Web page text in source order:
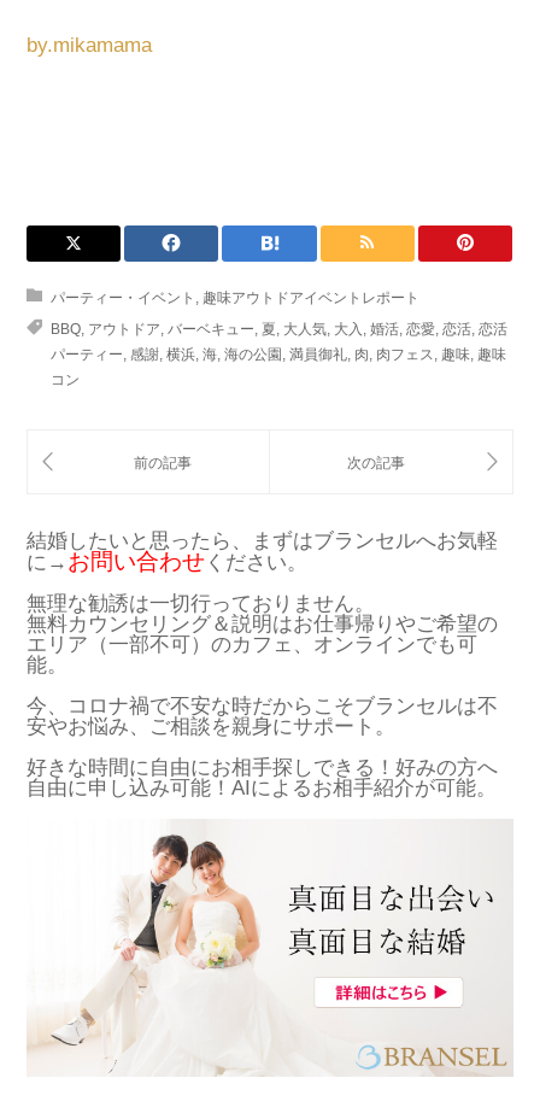
by.mikamama
パーティー・イベント
趣味アウトドアイベントレポート
BBQ アウトドア バーベキュー 夏 大人気 大入 婚活 恋愛 恋活 恋活
パーティー 感謝 横浜 海 海の公園 満員御礼 肉 肉フェス 趣味 趣味
コン
結婚したいと思ったら、まずはブランセルへお気軽
に→ お問い合わせ ください。
無理な勧誘は一切行っておりません。
無料カウンセリング＆説明はお仕事帰りやご希望の
エリア（一部不可）のカフェ、オンラインでも可
能。
今、コロナ禍で不安な時だからこそブランセルは不
安やお悩み、ご相談を親身にサポート。
好きな時間に自由にお相手探しできる！好みの方へ
自由に申し込み可能！AIによるお相手紹介が可能。